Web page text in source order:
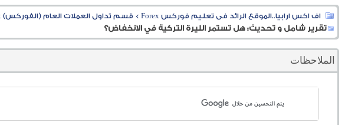
اف اكس ارابيا..الموقع الرائد فى تعليم فوركس Forex > قسم تداول العملات العام (الفوركس) Forex
تقرير شامل و تحديث: هل تستمر الليرة التركية في الانخفاض؟
الملاحظات